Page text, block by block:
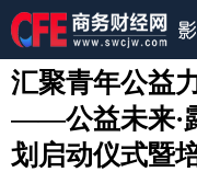
汇聚青年公益
——公益未来·
划启动仪式暨